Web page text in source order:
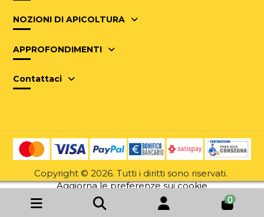
0
NOZIONI DI APICOLTURA
APPROFONDIMENTI
Contattaci
Copyright © 2026. Tutti i diritti sono riservati.
Aggiorna le preferenze sui cookie